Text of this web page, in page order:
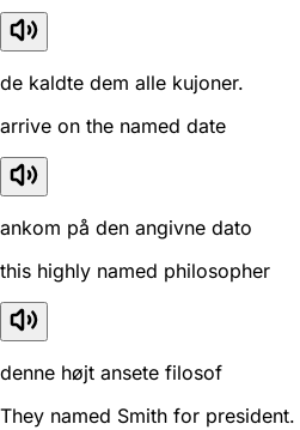
de kaldte dem alle kujoner.
arrive on the named date
ankom på den angivne dato
this highly named philosopher
denne højt ansete filosof
They named Smith for president.